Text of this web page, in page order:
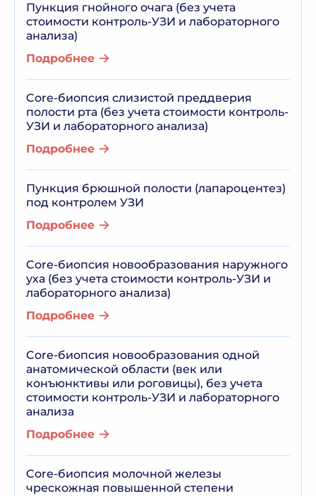
Пункция гнойного очага (без учета
стоимости контроль-УЗИ и лабораторного
анализа)
Подробнее
Core-биопсия слизистой преддверия
полости рта (без учета стоимости контроль-
УЗИ и лабораторного анализа)
Подробнее
Пункция брюшной полости (лапароцентез)
под контролем УЗИ
Подробнее
Core-биопсия новообразования наружного
уха (без учета стоимости контроль-УЗИ и
лабораторного анализа)
Подробнее
Core-биопсия новообразования одной
анатомической области (век или
конъюнктивы или роговицы), без учета
стоимости контроль-УЗИ и лабораторного
анализа
Подробнее
Core-биопсия молочной железы
чрескожная повышенной степени